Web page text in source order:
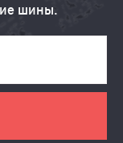
шины.